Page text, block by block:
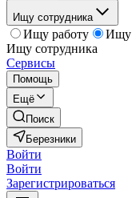
Ищу сотрудника
Ищу работу
Ищу
Ищу сотрудника
Сервисы
Помощь
Ещё
Поиск
Березники
Войти
Войти
Зарегистрироваться